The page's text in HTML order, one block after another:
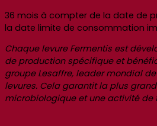
36 mois à compter de la date de
la date limite de consommation
Chaque levure Fermentis est
de production spécifique et
groupe Lesaffre, leader mondial
levures. Cela garantit la plus
microbiologique et une activité